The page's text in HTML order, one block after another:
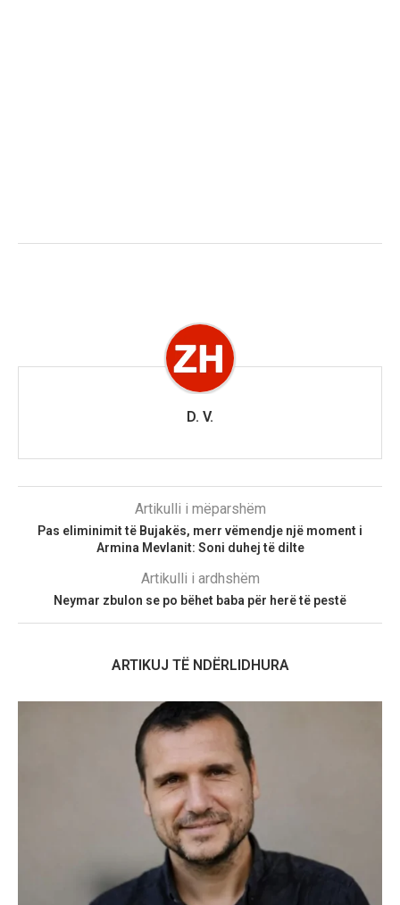
D. V.
Artikulli i mëparshëm
Pas eliminimit të Bujakës, merr vëmendje një moment i
Armina Mevlanit: Soni duhej të dilte
Artikulli i ardhshëm
Neymar zbulon se po bëhet baba për herë të pestë
ARTIKUJ TË NDËRLIDHURA